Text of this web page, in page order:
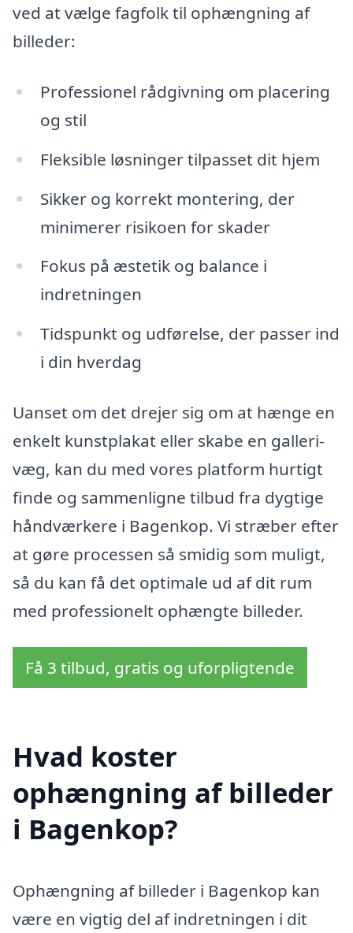
ved at vælge fagfolk til ophængning af
billeder:
Professionel rådgivning om placering
og stil
Fleksible løsninger tilpasset dit hjem
Sikker og korrekt montering, der
minimerer risikoen for skader
Fokus på æstetik og balance i
indretningen
Tidspunkt og udførelse, der passer ind
i din hverdag
Uanset om det drejer sig om at hænge en
enkelt kunstplakat eller skabe en galleri-
væg, kan du med vores platform hurtigt
finde og sammenligne tilbud fra dygtige
håndværkere i Bagenkop. Vi stræber efter
at gøre processen så smidig som muligt,
så du kan få det optimale ud af dit rum
med professionelt ophængte billeder.
Få 3 tilbud, gratis og uforpligtende
Hvad koster
ophængning af billeder
i Bagenkop?
Ophængning af billeder i Bagenkop kan
være en vigtig del af indretningen i dit